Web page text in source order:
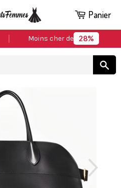
Moins cher de 28%
Panier